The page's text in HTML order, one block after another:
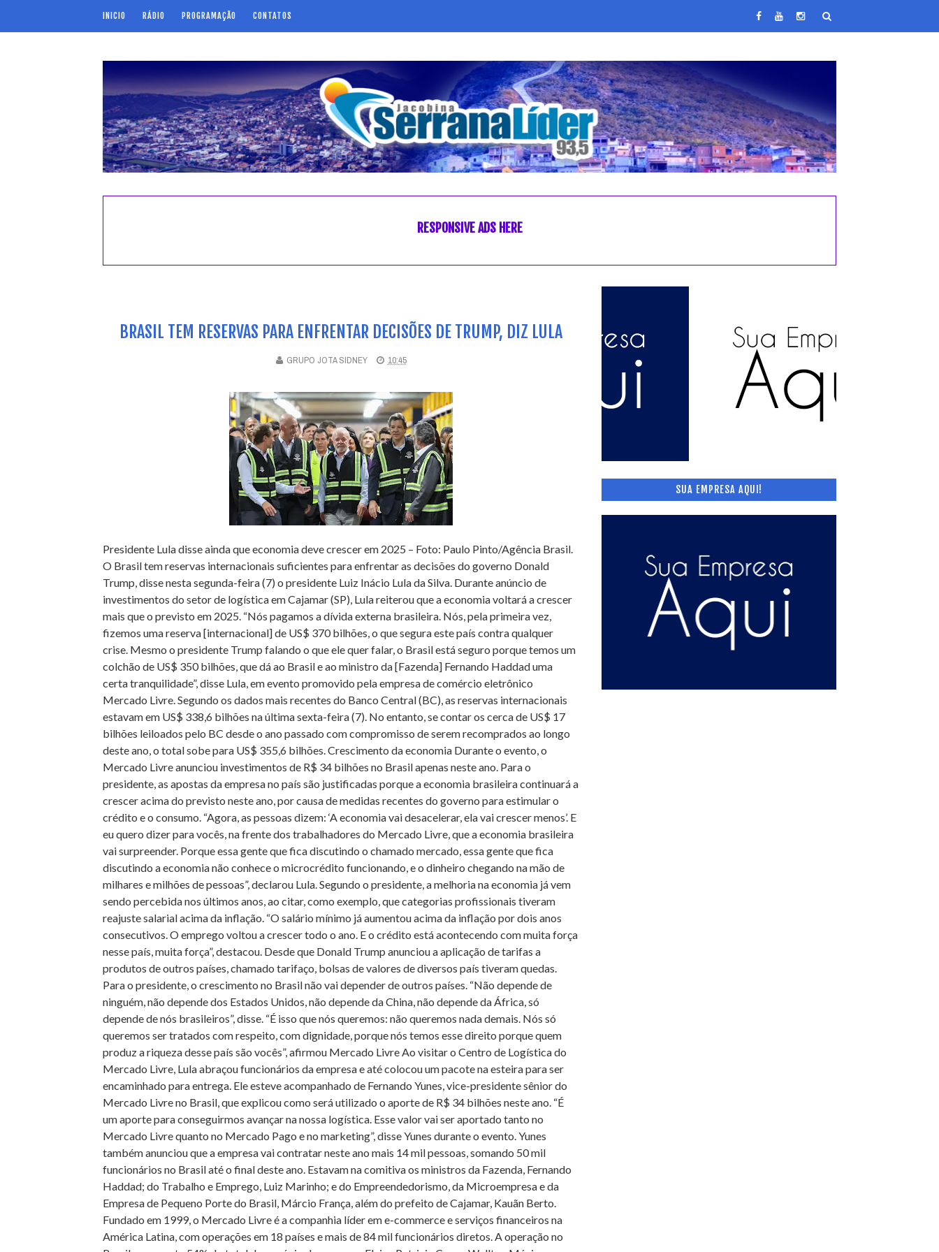
INICIO RÁDIO PROGRAMAÇÃO CONTATOS
RESPONSIVE ADS HERE
BRASIL TEM RESERVAS PARA ENFRENTAR DECISÕES DE TRUMP, DIZ LULA
GRUPO JOTA SIDNEY 10:45
Presidente Lula disse ainda que economia deve crescer em 2025 – Foto: Paulo Pinto/Agência Brasil.
O Brasil tem reservas internacionais suficientes para enfrentar as decisões do governo Donald
Trump, disse nesta segunda-feira (7) o presidente Luiz Inácio Lula da Silva. Durante anúncio de
investimentos do setor de logística em Cajamar (SP), Lula reiterou que a economia voltará a crescer
mais que o previsto em 2025. “Nós pagamos a dívida externa brasileira. Nós, pela primeira vez,
fizemos uma reserva [internacional] de US$ 370 bilhões, o que segura este país contra qualquer
crise. Mesmo o presidente Trump falando o que ele quer falar, o Brasil está seguro porque temos um
colchão de US$ 350 bilhões, que dá ao Brasil e ao ministro da [Fazenda] Fernando Haddad uma
certa tranquilidade”, disse Lula, em evento promovido pela empresa de comércio eletrônico
Mercado Livre. Segundo os dados mais recentes do Banco Central (BC), as reservas internacionais
estavam em US$ 338,6 bilhões na última sexta-feira (7). No entanto, se contar os cerca de US$ 17
bilhões leiloados pelo BC desde o ano passado com compromisso de serem recomprados ao longo
deste ano, o total sobe para US$ 355,6 bilhões. Crescimento da economia Durante o evento, o
Mercado Livre anunciou investimentos de R$ 34 bilhões no Brasil apenas neste ano. Para o
presidente, as apostas da empresa no país são justificadas porque a economia brasileira continuará a
crescer acima do previsto neste ano, por causa de medidas recentes do governo para estimular o
crédito e o consumo. “Agora, as pessoas dizem: ‘A economia vai desacelerar, ela vai crescer menos’. E
eu quero dizer para vocês, na frente dos trabalhadores do Mercado Livre, que a economia brasileira
vai surpreender. Porque essa gente que fica discutindo o chamado mercado, essa gente que fica
discutindo a economia não conhece o microcrédito funcionando, e o dinheiro chegando na mão de
milhares e milhões de pessoas”, declarou Lula. Segundo o presidente, a melhoria na economia já vem
sendo percebida nos últimos anos, ao citar, como exemplo, que categorias profissionais tiveram
reajuste salarial acima da inflação. “O salário mínimo já aumentou acima da inflação por dois anos
consecutivos. O emprego voltou a crescer todo o ano. E o crédito está acontecendo com muita força
nesse país, muita força”, destacou. Desde que Donald Trump anunciou a aplicação de tarifas a
produtos de outros países, chamado tarifaço, bolsas de valores de diversos país tiveram quedas.
Para o presidente, o crescimento no Brasil não vai depender de outros países. “Não depende de
ninguém, não depende dos Estados Unidos, não depende da China, não depende da África, só
depende de nós brasileiros”, disse. “É isso que nós queremos: não queremos nada demais. Nós só
queremos ser tratados com respeito, com dignidade, porque nós temos esse direito porque quem
produz a riqueza desse país são vocês”, afirmou Mercado Livre Ao visitar o Centro de Logística do
Mercado Livre, Lula abraçou funcionários da empresa e até colocou um pacote na esteira para ser
encaminhado para entrega. Ele esteve acompanhado de Fernando Yunes, vice-presidente sênior do
Mercado Livre no Brasil, que explicou como será utilizado o aporte de R$ 34 bilhões neste ano. “É
um aporte para conseguirmos avançar na nossa logística. Esse valor vai ser aportado tanto no
Mercado Livre quanto no Mercado Pago e no marketing”, disse Yunes durante o evento. Yunes
também anunciou que a empresa vai contratar neste ano mais 14 mil pessoas, somando 50 mil
funcionários no Brasil até o final deste ano. Estavam na comitiva os ministros da Fazenda, Fernando
Haddad; do Trabalho e Emprego, Luiz Marinho; e do Empreendedorismo, da Microempresa e da
Empresa de Pequeno Porte do Brasil, Márcio França, além do prefeito de Cajamar, Kauãn Berto.
Fundado em 1999, o Mercado Livre é a companhia líder em e-commerce e serviços financeiros na
América Latina, com operações em 18 países e mais de 84 mil funcionários diretos. A operação no
SUA EMPRESA AQUI!